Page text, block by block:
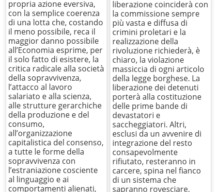
propria azione eversiva,
con la semplice coerenza
di una lotta che, costando
il meno possibile, reca il
maggior danno possibile
all’Economia esprime, per
il solo fatto di esistere, la
critica radicale alla società
della sopravvivenza,
l’attacco al lavoro
salariato e alla scienza,
alle strutture gerarchiche
della produzione e del
consumo,
all’organizzazione
capitalistica del consenso,
a tutte le forme della
sopravvivenza con
l’estraniazione cosciente
al linguaggio e ai
comportamenti alienati,
liberazione coinciderà con
la commissione sempre
più vasta e diffusa di
crimini proletari e la
realizzazione della
rivoluzione richiederà, è
chiaro, la violazione
massiccia di ogni articolo
della legge borghese. La
liberazione dei detenuti
porterà alla costituzione
delle prime bande di
devastatori e
saccheggiatori. Altri,
esclusi da un avvenire di
integrazione del resto
consapevolmente
rifiutato, resteranno in
carcere, spina nel fianco
di un sistema che
sapranno rovesciare.